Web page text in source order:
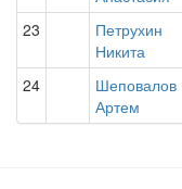
23
Петрухин
Никита
24
Шеповалов
Артем